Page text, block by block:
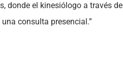
donde el kinesiólogo a través de
consulta presencial.”